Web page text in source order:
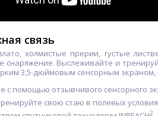
связь
холмистые прерии, густые
Выслеживайте и
3,5-дюймовым сенсорным
с помощью отзывчивого сенсорного
свою стаю в полевых
2